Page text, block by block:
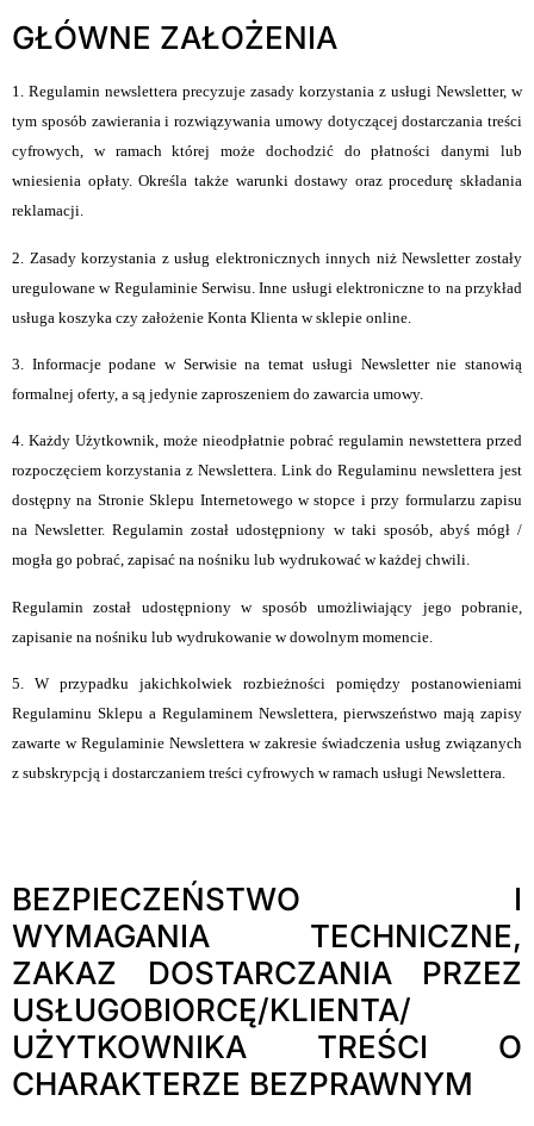
GŁÓWNE ZAŁOŻENIA
1. Regulamin newslettera precyzuje zasady korzystania z usługi Newsletter, w
tym sposób zawierania i rozwiązywania umowy dotyczącej dostarczania treści
cyfrowych, w ramach której może dochodzić do płatności danymi lub
wniesienia opłaty. Określa także warunki dostawy oraz procedurę składania
reklamacji.
2. Zasady korzystania z usług elektronicznych innych niż Newsletter zostały
uregulowane w Regulaminie Serwisu. Inne usługi elektroniczne to na przykład
usługa koszyka czy założenie Konta Klienta w sklepie online.
3. Informacje podane w Serwisie na temat usługi Newsletter nie stanowią
formalnej oferty, a są jedynie zaproszeniem do zawarcia umowy.
4. Każdy Użytkownik, może nieodpłatnie pobrać regulamin newstettera przed
rozpoczęciem korzystania z Newslettera. Link do Regulaminu newslettera jest
dostępny na Stronie Sklepu Internetowego w stopce i przy formularzu zapisu
na Newsletter. Regulamin został udostępniony w taki sposób, abyś mógł /
mogła go pobrać, zapisać na nośniku lub wydrukować w każdej chwili.
Regulamin został udostępniony w sposób umożliwiający jego pobranie,
zapisanie na nośniku lub wydrukowanie w dowolnym momencie.
5. W przypadku jakichkolwiek rozbieżności pomiędzy postanowieniami
Regulaminu Sklepu a Regulaminem Newslettera, pierwszeństwo mają zapisy
zawarte w Regulaminie Newslettera w zakresie świadczenia usług związanych
z subskrypcją i dostarczaniem treści cyfrowych w ramach usługi Newslettera.
BEZPIECZEŃSTWO I
WYMAGANIA TECHNICZNE,
ZAKAZ DOSTARCZANIA PRZEZ
USŁUGOBIORCĘ/KLIENTA/
UŻYTKOWNIKA TREŚCI O
CHARAKTERZE BEZPRAWNYM